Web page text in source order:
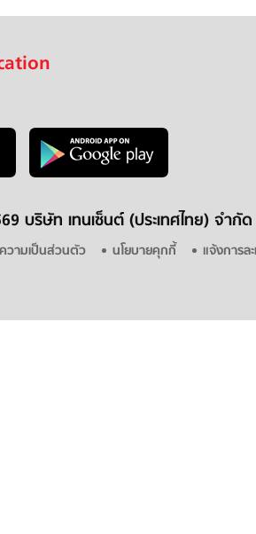
บริษัท เทนเซ็นต์ (ประเทศไทย) จำกัด
วามเป็นส่วนตัว นโยบายคุกกี้ แจ้งการล